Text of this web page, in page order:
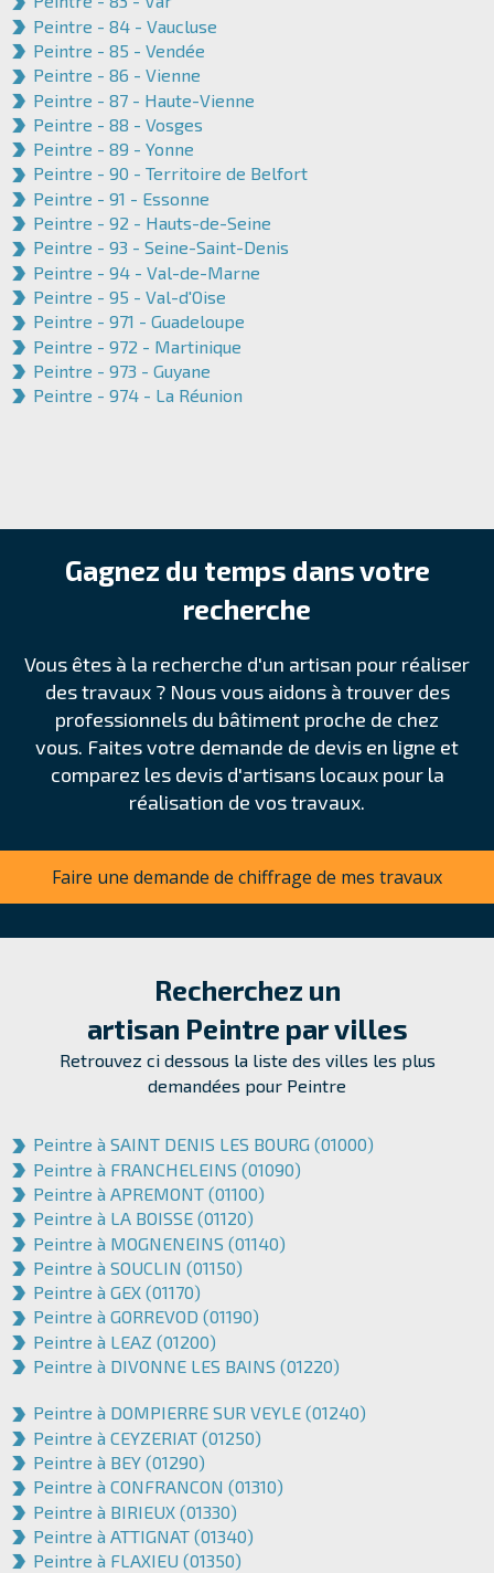
Peintre - 84 - Vaucluse
Peintre - 85 - Vendée
Peintre - 86 - Vienne
Peintre - 87 - Haute-Vienne
Peintre - 88 - Vosges
Peintre - 89 - Yonne
Peintre - 90 - Territoire de Belfort
Peintre - 91 - Essonne
Peintre - 92 - Hauts-de-Seine
Peintre - 93 - Seine-Saint-Denis
Peintre - 94 - Val-de-Marne
Peintre - 95 - Val-d'Oise
Peintre - 971 - Guadeloupe
Peintre - 972 - Martinique
Peintre - 973 - Guyane
Peintre - 974 - La Réunion
Gagnez du temps dans votre
recherche
Vous êtes à la recherche d'un artisan pour réaliser
des travaux ? Nous vous aidons à trouver des
professionnels du bâtiment proche de chez
vous. Faites votre demande de devis en ligne et
comparez les devis d'artisans locaux pour la
réalisation de vos travaux.
Faire une demande de chiffrage de mes travaux
Recherchez un
artisan Peintre par villes
Retrouvez ci dessous la liste des villes les plus
demandées pour Peintre
Peintre à SAINT DENIS LES BOURG (01000)
Peintre à FRANCHELEINS (01090)
Peintre à APREMONT (01100)
Peintre à LA BOISSE (01120)
Peintre à MOGNENEINS (01140)
Peintre à SOUCLIN (01150)
Peintre à GEX (01170)
Peintre à GORREVOD (01190)
Peintre à LEAZ (01200)
Peintre à DIVONNE LES BAINS (01220)
Peintre à DOMPIERRE SUR VEYLE (01240)
Peintre à CEYZERIAT (01250)
Peintre à BEY (01290)
Peintre à CONFRANCON (01310)
Peintre à BIRIEUX (01330)
Peintre à ATTIGNAT (01340)
Peintre à FLAXIEU (01350)